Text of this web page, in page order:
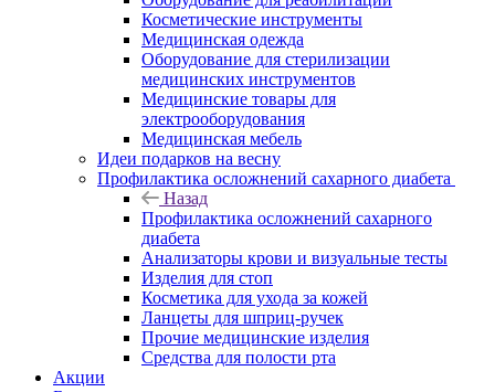
Косметические инструменты
Медицинская одежда
Оборудование для стерилизации
медицинских инструментов
Медицинские товары для
электрооборудования
Медицинская мебель
Идеи подарков на весну
Профилактика осложнений сахарного диабета
Назад
Профилактика осложнений сахарного
диабета
Анализаторы крови и визуальные тесты
Изделия для стоп
Косметика для ухода за кожей
Ланцеты для шприц-ручек
Прочие медицинские изделия
Средства для полости рта
Акции